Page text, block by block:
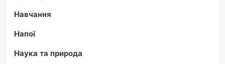
Навчання
Напої
Наука та природа